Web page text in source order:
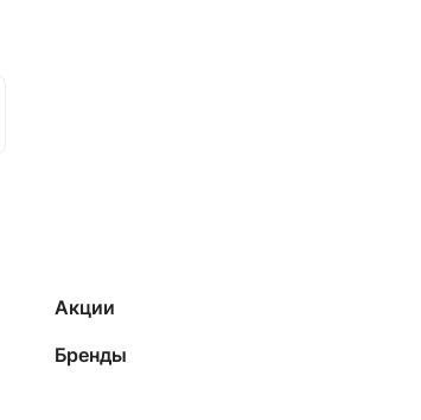
Акции
Бренды